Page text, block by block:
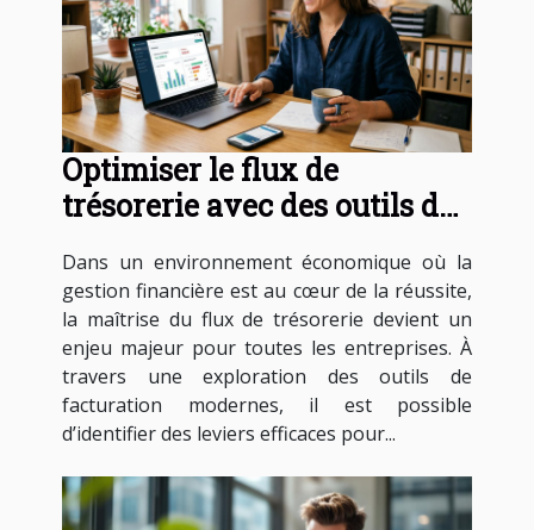
Optimiser le flux de
trésorerie avec des outils de
Dans un environnement économique où la
gestion financière est au cœur de la réussite,
la maîtrise du flux de trésorerie devient un
enjeu majeur pour toutes les entreprises. À
travers une exploration des outils de
facturation modernes, il est possible
d’identifier des leviers efficaces pour...